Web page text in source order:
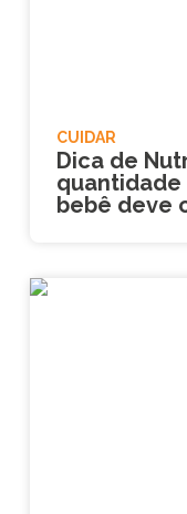
CUIDAR
Dica de
quantidade
bebê deve